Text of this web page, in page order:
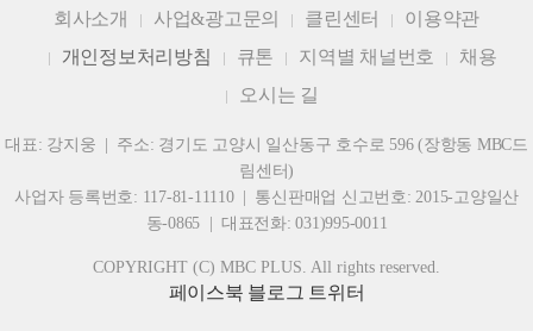
회사소개
사업&광고문의 클린센터
이용약관
개인정보처리방침
큐톤 지역별 채널번호
채용
오시는 길
대표: 강지웅 | 주소: 경기도 고양시 일산동구 호수로 596 (장항동 MBC드
림센터)
사업자 등록번호: 117-81-11110 | 통신판매업 신고번호: 2015-고양일산
동-0865 | 대표전화: 031)995-0011
COPYRIGHT (C) MBC PLUS. All rights reserved.
페이스북 블로그 트위터